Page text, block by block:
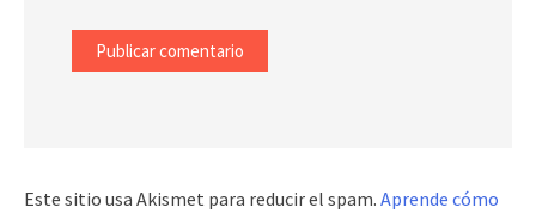
Este sitio usa Akismet para reducir el spam. Aprende cómo